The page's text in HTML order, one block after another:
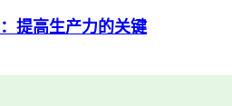
提高生产力的关键